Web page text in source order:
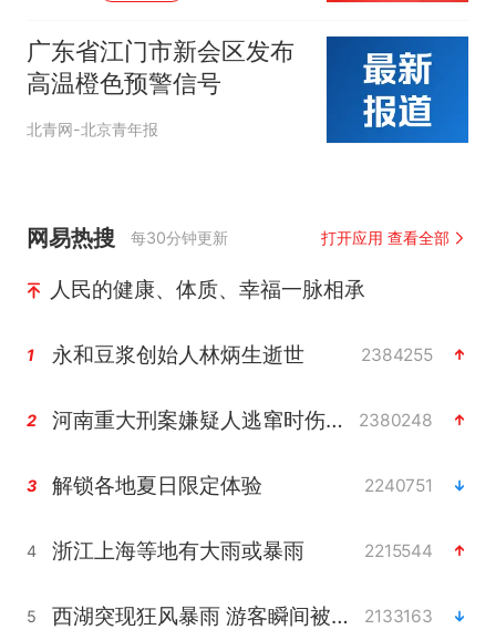
广东省江门市新会区发布
高温橙色预警信号
北青网-北京青年报
网易热搜 每30分钟更新 打开应用 查看全部
人民的健康、体质、幸福一脉相承
1 永和豆浆创始人林炳生逝世 2384255
2 河南重大刑案嫌疑人逃窜时伤害多人 2380248
3 解锁各地夏日限定体验 2240751
4 浙江上海等地有大雨或暴雨 2215544
5 西湖突现狂风暴雨 游客瞬间被浇透 2133163